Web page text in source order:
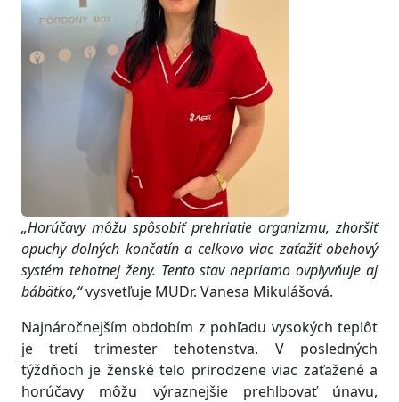
„Horúčavy môžu spôsobiť prehriatie organizmu, zhoršiť
opuchy dolných končatín a celkovo viac zaťažiť obehový
systém tehotnej ženy. Tento stav nepriamo ovplyvňuje aj
bábätko,“vysvetľuje MUDr. Vanesa Mikulášová.
Najnáročnejším obdobím z pohľadu vysokých teplôt
je tretí trimester tehotenstva. V posledných
týždňoch je ženské telo prirodzene viac zaťažené a
horúčavy môžu výraznejšie prehlbovať únavu,